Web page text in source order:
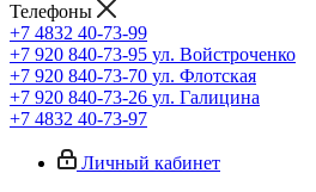
Телефоны
+7 4832 40-73-99
+7 920 840-73-95 ул. Войстроченко
+7 920 840-73-70 ул. Флотская
+7 920 840-73-26 ул. Галицина
+7 4832 40-73-97
Личный кабинет